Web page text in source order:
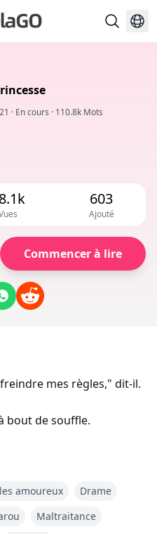
· En cours · 110.8k Mots
603
Ajouté
Commencer à lire
mes règles," dit-il.
bout de souffle.
et des frissons
amoureux
Drame
Maltraitance